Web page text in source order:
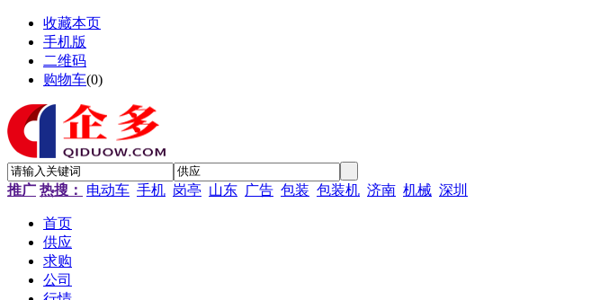
收藏本页
手机版
二维码
购物车(0)
推广 热搜： 电动车 手机 岗亭 山东 广告 包装 包装机 济南 机械 深圳
首页
供应
求购
公司